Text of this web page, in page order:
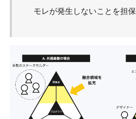
モレが発生しないことを担保